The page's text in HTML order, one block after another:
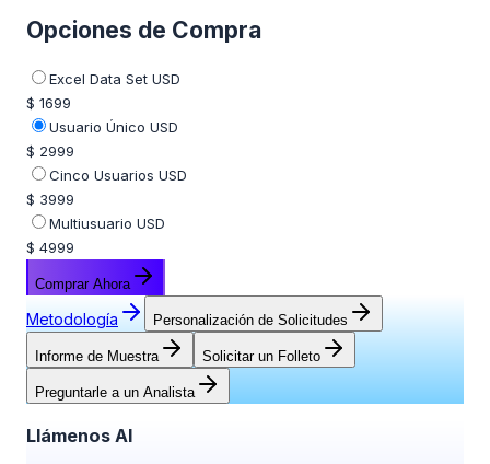
Opciones de Compra
Excel Data Set USD
$ 1699
Usuario Único USD
$ 2999
Cinco Usuarios USD
$ 3999
Multiusuario USD
$ 4999
Comprar Ahora
Metodología Personalización de Solicitudes
Informe de Muestra Solicitar un Folleto
Preguntarle a un Analista
Llámenos Al